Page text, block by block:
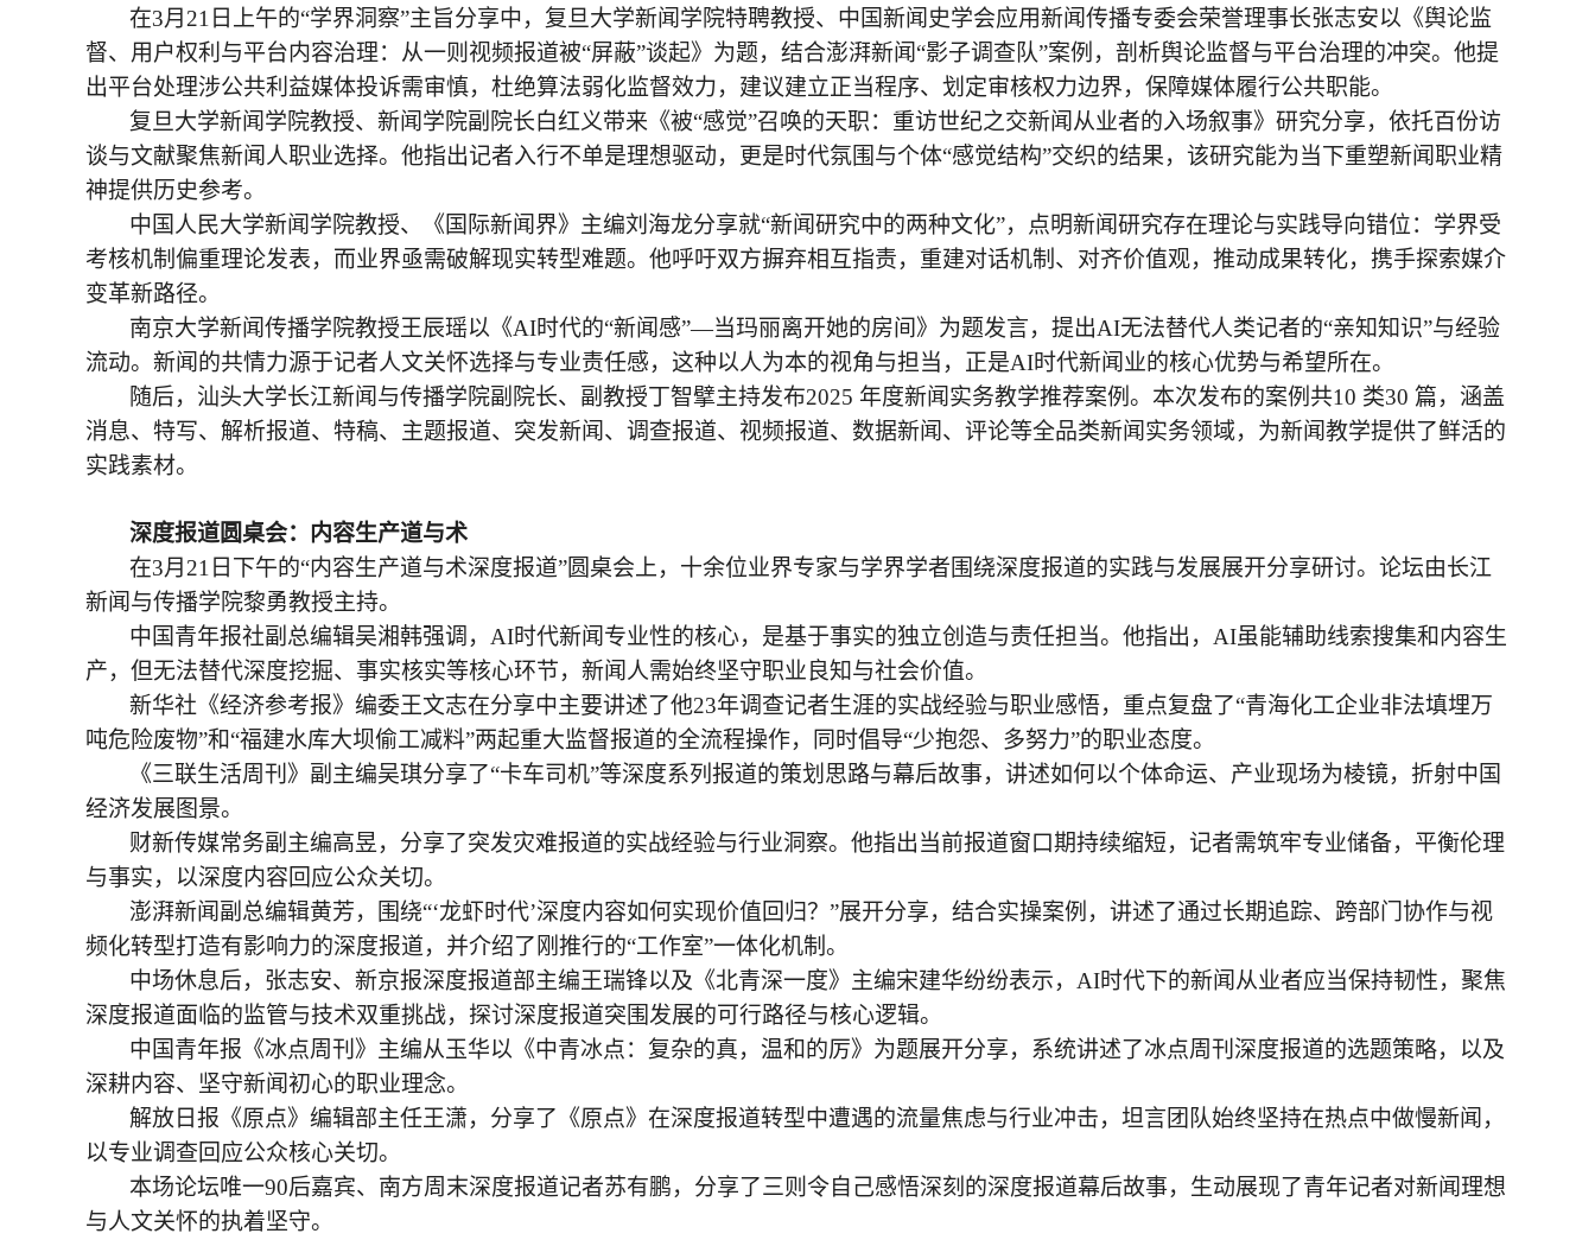
在3月21日上午的“学界洞察”主旨分享中，复旦大学新闻学院特聘教授、中国新闻史学会应用新闻传播专委会荣誉理事长张志安以《舆论监
督、用户权利与平台内容治理：从一则视频报道被“屏蔽”谈起》为题，结合澎湃新闻“影子调查队”案例，剖析舆论监督与平台治理的冲突。他提
出平台处理涉公共利益媒体投诉需审慎，杜绝算法弱化监督效力，建议建立正当程序、划定审核权力边界，保障媒体履行公共职能。
复旦大学新闻学院教授、新闻学院副院长白红义带来《被“感觉”召唤的天职：重访世纪之交新闻从业者的入场叙事》研究分享，依托百份访
谈与文献聚焦新闻人职业选择。他指出记者入行不单是理想驱动，更是时代氛围与个体“感觉结构”交织的结果，该研究能为当下重塑新闻职业精
神提供历史参考。
中国人民大学新闻学院教授、《国际新闻界》主编刘海龙分享就“新闻研究中的两种文化”，点明新闻研究存在理论与实践导向错位：学界受
考核机制偏重理论发表，而业界亟需破解现实转型难题。他呼吁双方摒弃相互指责，重建对话机制、对齐价值观，推动成果转化，携手探索媒介
变革新路径。
南京大学新闻传播学院教授王辰瑶以《AI时代的“新闻感”—当玛丽离开她的房间》为题发言，提出AI无法替代人类记者的“亲知知识”与经验
流动。新闻的共情力源于记者人文关怀选择与专业责任感，这种以人为本的视角与担当，正是AI时代新闻业的核心优势与希望所在。
随后，汕头大学长江新闻与传播学院副院长、副教授丁智擘主持发布2025 年度新闻实务教学推荐案例。本次发布的案例共10 类30 篇，涵盖
消息、特写、解析报道、特稿、主题报道、突发新闻、调查报道、视频报道、数据新闻、评论等全品类新闻实务领域，为新闻教学提供了鲜活的
实践素材。
深度报道圆桌会：
内容生产道与术
在3月21日下午的“内容生产道与术深度报道”圆桌会上，十余位业界专家与学界学者围绕深度报道的实践与发展展开分享研讨。论坛由长江
新闻与传播学院黎勇教授主持。
中国青年报社副总编辑吴湘韩强调， AI时代新闻专业性的核心，是基于事实的独立创造与责任担当。他指出，AI虽能辅助线索搜集和内容生
产，但无法替代深度挖掘、事实核实等核心环节，新闻人需始终坚守职业良知与社会价值。
新华社《经济参考报》编委王文志在分享中主要讲述了他23年调查记者生涯的实战经验与职业感悟，重点复盘了“青海化工企业非法填埋万
吨危险废物”和“福建水库大坝偷工减料”两起重大监督报道的全流程操作，同时倡导“少抱怨、多努力”的职业态度。
《三联生活周刊》副主编吴琪分享了“卡车司机”等深度系列报道的策划思路与幕后故事，讲述如何以个体命运、产业现场为棱镜，折射中国
经济发展图景。
财新传媒常务副主编高昱，分享了突发灾难报道的实战经验与行业洞察。他指出当前报道窗口期持续缩短，记者需筑牢专业储备，平衡伦理
与事实，以深度内容回应公众关切。
澎湃新闻副总编辑黄芳，围绕“‘龙虾时代’深度内容如何实现价值回归？”展开分享，结合实操案例，讲述了通过长期追踪、跨部门协作与视
频化转型打造有影响力的深度报道，并介绍了刚推行的“工作室”一体化机制。
中场休息后，张志安、新京报深度报道部主编王瑞锋以及《北青深一度》主编宋建华纷纷表示， AI时代下的新闻从业者应当保持韧性，聚焦
深度报道面临的监管与技术双重挑战，探讨深度报道突围发展的可行路径与核心逻辑。
中国青年报《冰点周刊》主编从玉华以《中青冰点：复杂的真，温和的厉》为题展开分享，系统讲述了冰点周刊深度报道的选题策略，以及
深耕内容、坚守新闻初心的职业理念。
解放日报《原点》编辑部主任王潇，分享了《原点》在深度报道转型中遭遇的流量焦虑与行业冲击，坦言团队始终坚持在热点中做慢新闻，
以专业调查回应公众核心关切。
本场论坛唯一90后嘉宾、南方周末深度报道记者苏有鹏，分享了三则令自己感悟深刻的深度报道幕后故事，生动展现了青年记者对新闻理想
与人文关怀的执着坚守。